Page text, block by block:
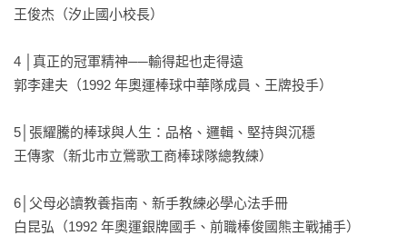
王俊杰（汐止國小校長）
4 │真正的冠軍精神──輸得起也走得遠
郭李建夫（1992 年奧運棒球中華隊成員、王牌投手）
5│張耀騰的棒球與人生：品格、邏輯、堅持與沉穩
王傳家（新北市立鶯歌工商棒球隊總教練）
6│父母必讀教養指南、新手教練必學心法手冊
白昆弘（1992 年奧運銀牌國手、前職棒俊國熊主戰捕手）